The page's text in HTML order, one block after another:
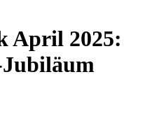
April 2025: